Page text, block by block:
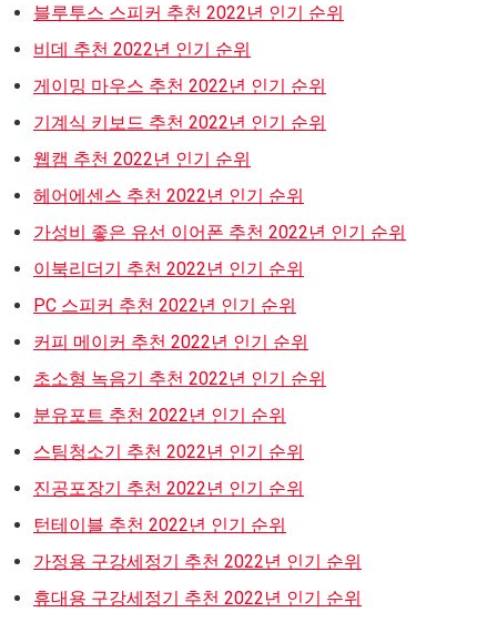
블루투스 스피커 추천 2022년 인기 순위
비데 추천 2022년 인기 순위
게이밍 마우스 추천 2022년 인기 순위
기계식 키보드 추천 2022년 인기 순위
웹캠 추천 2022년 인기 순위
헤어에센스 추천 2022년 인기 순위
가성비 좋은 유선 이어폰 추천 2022년 인기 순위
이북리더기 추천 2022년 인기 순위
PC 스피커 추천 2022년 인기 순위
커피 메이커 추천 2022년 인기 순위
초소형 녹음기 추천 2022년 인기 순위
분유포트 추천 2022년 인기 순위
스팀청소기 추천 2022년 인기 순위
진공포장기 추천 2022년 인기 순위
턴테이블 추천 2022년 인기 순위
가정용 구강세정기 추천 2022년 인기 순위
휴대용 구강세정기 추천 2022년 인기 순위